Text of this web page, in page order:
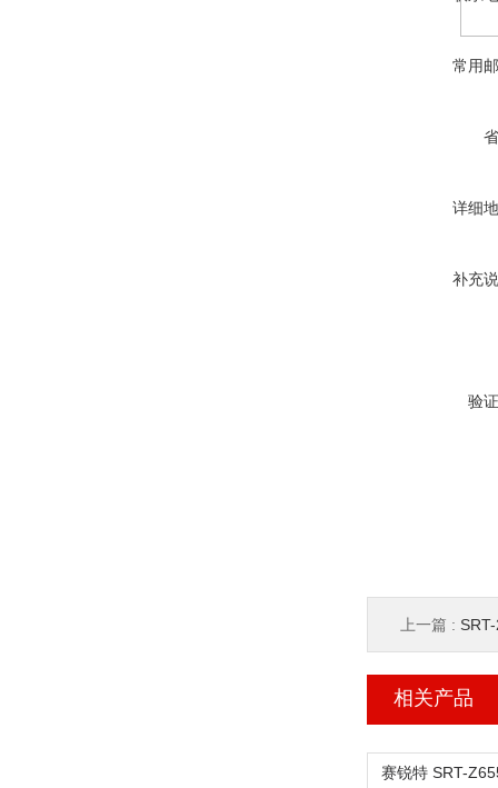
常用
详细
补充
验
上一篇 : SRT-
相关产品